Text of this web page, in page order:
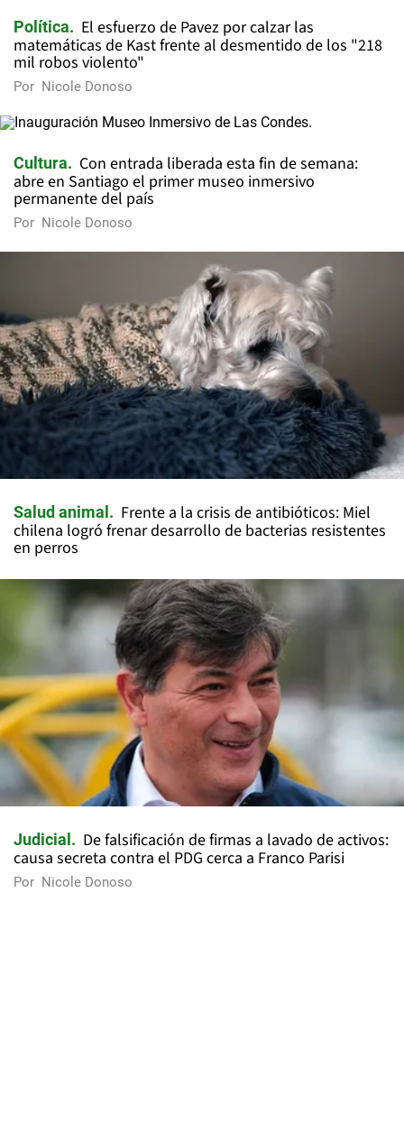
Política
El esfuerzo de Pavez por calzar las
matemáticas de Kast frente al desmentido de los "218
mil robos violento"
Por Nicole Donoso
Cultura
Con entrada liberada esta fin de semana:
abre en Santiago el primer museo inmersivo
permanente del país
Por Nicole Donoso
Salud animal
Frente a la crisis de antibióticos: Miel
chilena logró frenar desarrollo de bacterias resistentes
en perros
Judicial
De falsificación de firmas a lavado de activos:
causa secreta contra el PDG cerca a Franco Parisi
Por Nicole Donoso